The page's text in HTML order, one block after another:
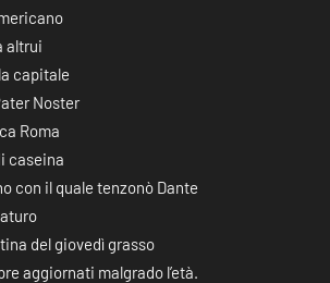
altrui
capitale
Noster
Roma
caseina
con il quale tenzonò Dante
del giovedì grasso
aggiornati malgrado l’età.